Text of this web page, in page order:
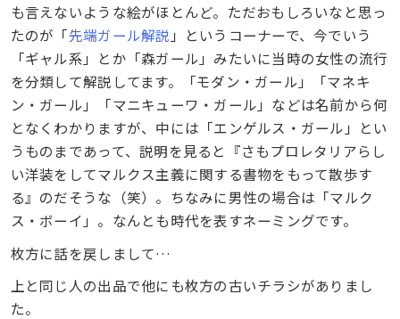
も言えないような絵がほとんど。ただおもしろいなと思っ
たのが「先端ガール解説 」というコーナーで、今でいう
「ギャル系」とか「森ガール」みたいに当時の女性の流行
を分類して解説してます。「モダン・ガール」「マネキ
ン・ガール」「マニキューワ・ガール」などは名前から何
となくわかりますが、中には「エンゲルス・ガール」とい
うものまであって、説明を見ると『さもプロレタリアらし
い洋装をしてマルクス主義に関する書物をもって散歩す
る』のだそうな（笑）。ちなみに男性の場合は「マルク
ス・ボーイ」。なんとも時代を表すネーミングです。
枚方に話を戻しまして…
上と同じ人の出品で他にも枚方の古いチラシがありまし
た。